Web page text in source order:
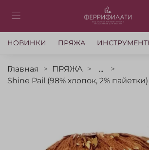
НОВИНКИ ПРЯЖА
Главная ПРЯЖА
...
Shine Pail (98% хлопок, 2%